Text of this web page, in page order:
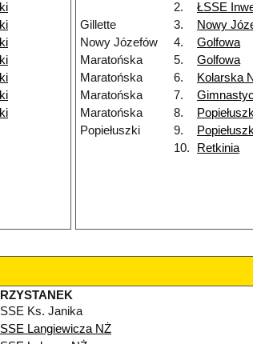
2.
ŁSSE
Gillette
3. Nowy
Nowy Józefów
4. Golfowa
Maratońska
5. Golfowa
Maratońska
6. Kolarska
Maratońska
7.
Maratońska
8.
Popiełuszki
9.
10.
Retkinia
Ks. Janika
Langiewicza NŻ